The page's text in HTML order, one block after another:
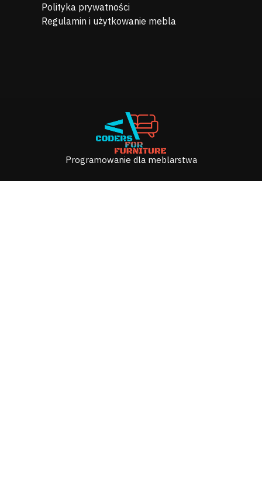
Polityka prywatności
Regulamin i użytkowanie mebla
Programowanie dla meblarstwa